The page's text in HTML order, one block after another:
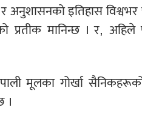
इतिहास विश्वभर
प्रतीक मानिन्छ । र,
मूलका गोर्खा
।